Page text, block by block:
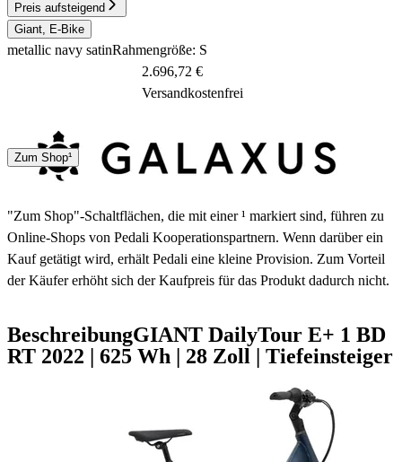
Preis aufsteigend
Giant, E-Bike
metallic navy satinRahmengröße: S
DHL
Sonstige
1 - 3 Tage
2.696,72 €
Versandkostenfrei
Zum Shop¹
"Zum Shop"-Schaltflächen, die mit einer ¹ markiert sind, führen zu
Online-Shops von Pedali Kooperationspartnern. Wenn darüber ein
Kauf getätigt wird, erhält Pedali eine kleine Provision. Zum Vorteil
der Käufer erhöht sich der Kaufpreis für das Produkt dadurch nicht.
BeschreibungGIANT DailyTour E+ 1 BD
RT 2022 | 625 Wh | 28 Zoll | Tiefeinsteiger